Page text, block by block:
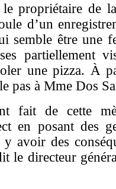
propriétaire de
d’un
semble être une
partiellement
une pizza. À
pas à Mme Dos
fait de cette
en posant des
avoir des
le directeur